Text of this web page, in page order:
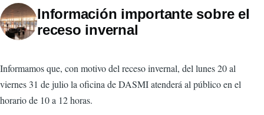
Información importante sobre el
receso invernal
Informamos que, con motivo del receso invernal, del lunes 20 al
viernes 31 de julio la oficina de DASMI atenderá al público en el
horario de 10 a 12 horas.